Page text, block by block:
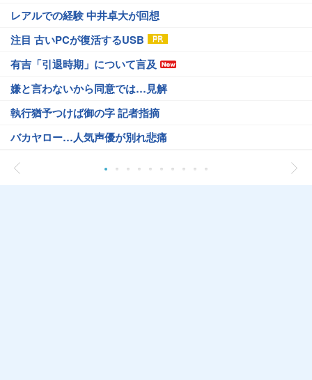
レアルでの経験 中井卓大が回想
注目 古いPCが復活するUSB
有吉「引退時期」について言及
嫌と言わないから同意では…見解
執行猶予つけば御の字 記者指摘
バカヤロー…人気声優が別れ悲痛